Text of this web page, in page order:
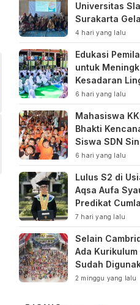
Universitas
Surakarta
Pengelolaan
Keluarga
4 hari yang lalu
Edukasi
untuk
Kesadaran
Sejak Dini di
dan TK Kartini
6 hari yang lalu
Mahasiswa
Bhakti
Siswa SDN
Program
6 hari yang lalu
Lulus S2 di
Aqsa Aufa
Predikat
7 hari yang lalu
Selain
Ada
Sudah
Tahun di
2 minggu yang lalu